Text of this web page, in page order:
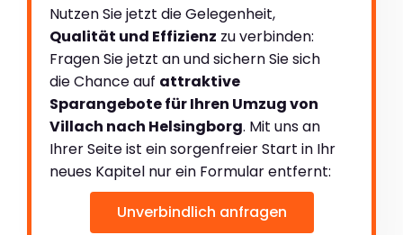
Nutzen Sie jetzt die Gelegenheit,
Qualität und Effizienz zu verbinden:
Fragen Sie jetzt an und sichern Sie sich
die Chance auf attraktive
Sparangebote für Ihren Umzug von
Villach nach Helsingborg. Mit uns an
Ihrer Seite ist ein sorgenfreier Start in Ihr
neues Kapitel nur ein Formular entfernt:
Unverbindlich anfragen